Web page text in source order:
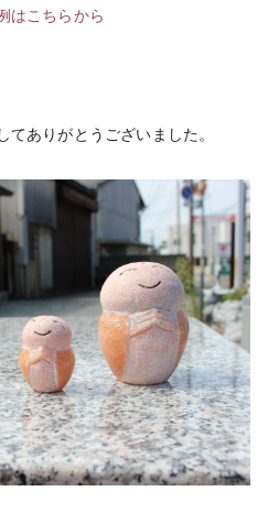
はこちらから
ありがとうございました。